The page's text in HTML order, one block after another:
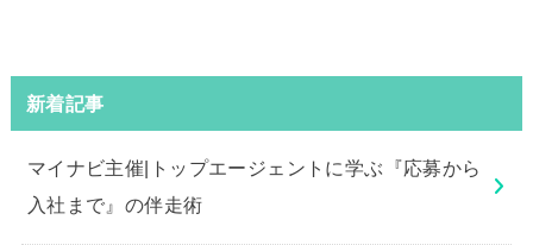
新着記事
マイナビ主催|トップエージェントに学ぶ『応募から
入社まで』の伴走術